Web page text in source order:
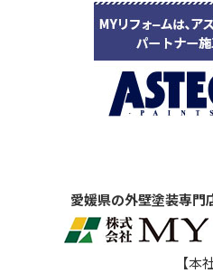
愛媛県の外壁塗装専門
【本